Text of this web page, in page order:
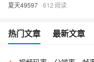
夏天49597 612
热门文章 最新文章